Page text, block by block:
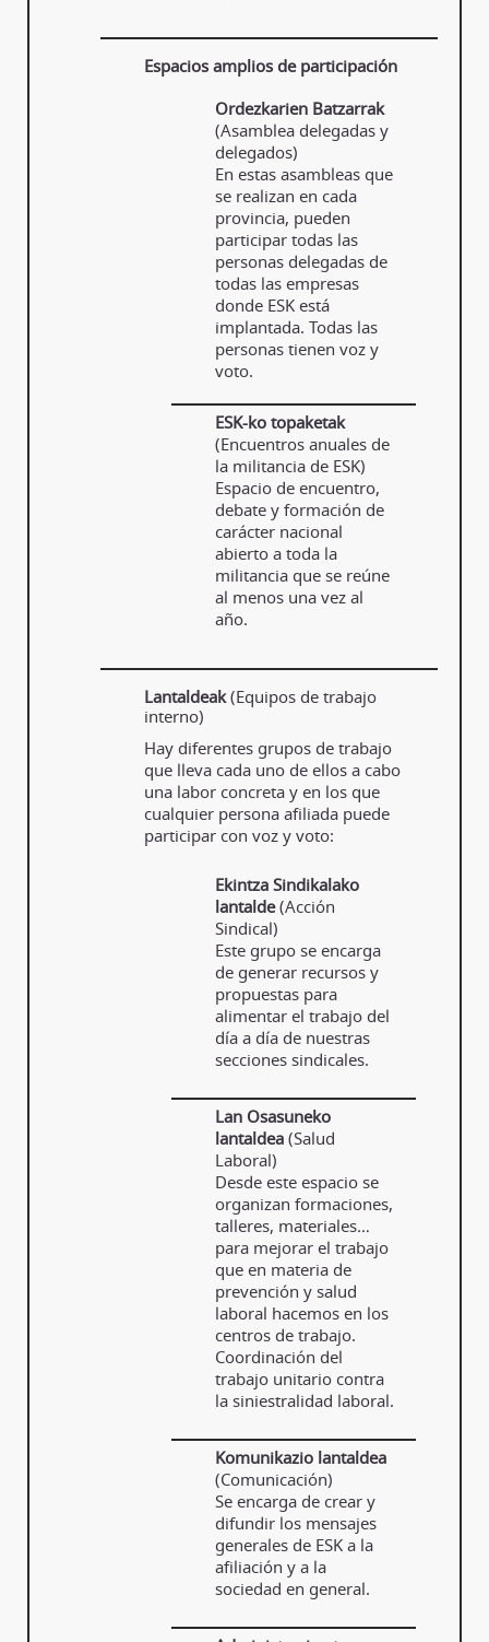
Espacios amplios de participación
Ordezkarien Batzarrak
(Asamblea delegadas y
delegados)
En estas asambleas que
se realizan en cada
provincia, pueden
participar todas las
personas delegadas de
todas las empresas
donde ESK está
implantada. Todas las
personas tienen voz y
voto.
ESK-ko topaketak
(Encuentros anuales de
la militancia de ESK)
Espacio de encuentro,
debate y formación de
carácter nacional
abierto a toda la
militancia que se reúne
al menos una vez al
año.
Lantaldeak(Equipos de trabajo
interno)
Hay diferentes grupos de trabajo
que lleva cada uno de ellos a cabo
una labor concreta y en los que
cualquier persona afiliada puede
participar con voz y voto:
Ekintza Sindikalako
lantalde(Acción
Sindical)
Este grupo se encarga
de generar recursos y
propuestas para
alimentar el trabajo del
día a día de nuestras
secciones sindicales.
Lan Osasuneko
lantaldea (Salud
Laboral)
Desde este espacio se
organizan formaciones,
talleres, materiales…
para mejorar el trabajo
que en materia de
prevención y salud
laboral hacemos en los
centros de trabajo.
Coordinación del
trabajo unitario contra
la siniestralidad laboral.
Komunikazio lantaldea
(Comunicación)
Se encarga de crear y
difundir los mensajes
generales de ESK a la
afiliación y a la
sociedad en general.